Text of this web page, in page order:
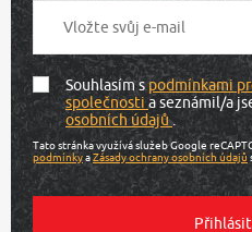
Souhlasím spodmínkami
společnostia seznámil/a
osobních údajů.
Tato stránka využívá služeb Google
podmínkyaZásady ochrany osobních údajů